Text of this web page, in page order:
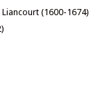
(1600-1674)